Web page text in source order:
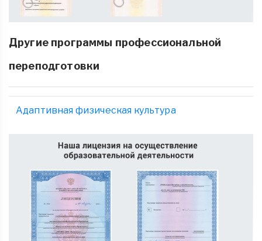
Другие программы профессиональной
переподготовки
Адаптивная физическая культура